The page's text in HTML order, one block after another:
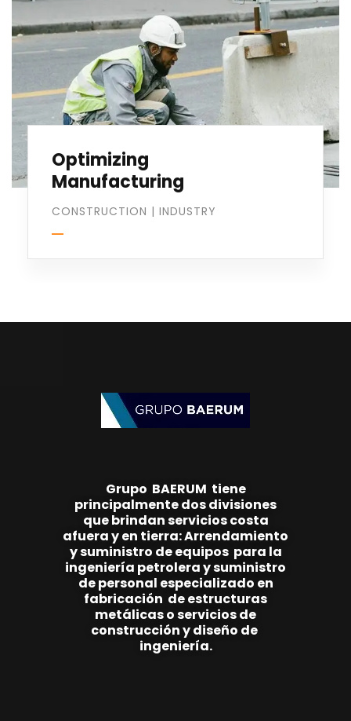
Optimizing
Manufacturing
CONSTRUCTION | INDUSTRY
Grupo BAERUM tiene
principalmentedosdivisiones
que brindanservicios costa
afuera y en tierra:Arrendamiento
y suministro de equipos para la
ingeniería petrolera y suministro
de personal especializado en
fabricación de estructuras
metálicas o servicios de
construcción ydiseño de
ingeniería.